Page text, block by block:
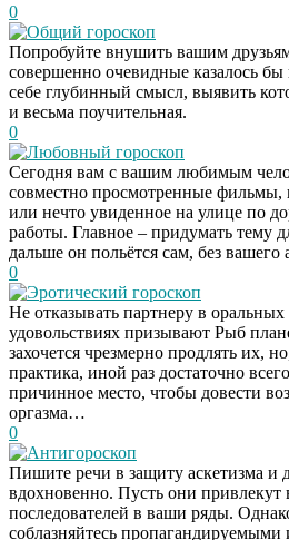
0
Общий гороскоп
Попробуйте внушить вашим
совершенно очевидные казалось бы
себе глубинный смысл, выявить
и весьма поучительная.
0
Любовный гороскоп
Сегодня вам с вашим любимым
совместно просмотренные фильмы,
или нечто увиденное на улице по
работы. Главное – придумать тему
дальше он польётся сам, без вашего
0
Эротический гороскоп
Не отказывать партнеру в
удовольствиях призывают Рыб
захочется чрезмерно продлять их,
практика, иной раз достаточно
причинное место, чтобы довести
оргазма…
0
Антигороскоп
Пишите речи в защиту аскетизма и
вдохновенно. Пусть они привлекут
последователей в ваши ряды.
соблазняйтесь